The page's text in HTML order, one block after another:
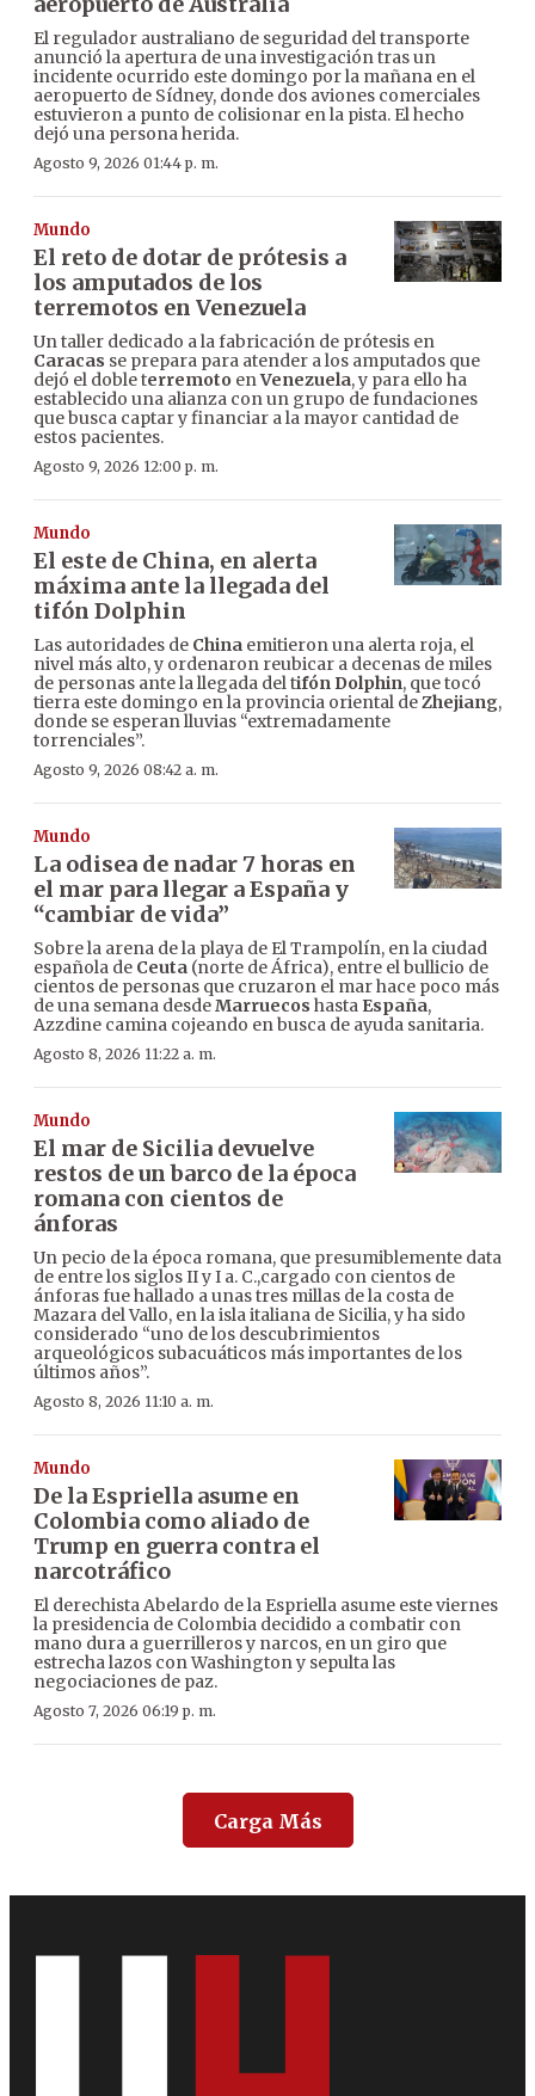
El regulador australiano de seguridad del transporte
anunció la apertura de una investigación tras un
incidente ocurrido este domingo por la mañana en el
aeropuerto de Sídney, donde dos aviones comerciales
estuvieron a punto de colisionar en la pista. El hecho
dejó una persona herida.
Agosto 9, 2026 01:44 p. m.
Mundo
El reto de dotar de prótesis a
los amputados de los
terremotos en Venezuela
Un taller dedicado a la fabricación de prótesis en
Caracas se prepara para atender a los amputados que
dejó el doble terremoto enVenezuela, y para ello ha
establecido una alianza con un grupo de fundaciones
que busca captar y financiar a la mayor cantidad de
estos pacientes.
Agosto 9, 2026 12:00 p. m.
Mundo
El este de China, en alerta
máxima ante la llegada del
tifón Dolphin
Las autoridades de China emitieron una alerta roja, el
nivel más alto, y ordenaron reubicar a decenas de miles
de personas ante la llegada del tifón Dolphin, que tocó
tierra este domingo en la provincia oriental deZhejiang,
donde se esperan lluvias “extremadamente
torrenciales”.
Agosto 9, 2026 08:42 a. m.
Mundo
La odisea de nadar 7 horas en
el mar para llegar a España y
“cambiar de vida”
Sobre la arena de la playa de El Trampolín, en la ciudad
española de Ceuta (norte de África), entre el bullicio de
cientos de personas que cruzaron el mar hace poco más
de una semana desdeMarruecos hasta España,
Azzdine camina cojeando en busca de ayuda sanitaria.
Agosto 8, 2026 11:22 a. m.
Mundo
El mar de Sicilia devuelve
restos de un barco de la época
romana con cientos de
ánforas
Un pecio de la época romana, que presumiblemente data
de entre los siglos II y I a. C.,cargado con cientos de
ánforas fue hallado a unas tres millas de la costa de
Mazara del Vallo, en la isla italiana de Sicilia, y ha sido
considerado “uno de los descubrimientos
arqueológicos subacuáticos más importantes de los
últimos años”.
Agosto 8, 2026 11:10 a. m.
Mundo
De la Espriella asume en
Colombia como aliado de
Trump en guerra contra el
narcotráfico
El derechista Abelardo de la Espriella asume este viernes
la presidencia de Colombia decidido a combatir con
mano dura a guerrilleros y narcos, en un giro que
estrecha lazos con Washington y sepulta las
negociaciones de paz.
Agosto 7, 2026 06:19 p. m.
Carga Más